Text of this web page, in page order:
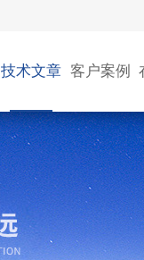
技术文章 客户案例